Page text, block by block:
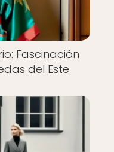
Fascinación
del Este